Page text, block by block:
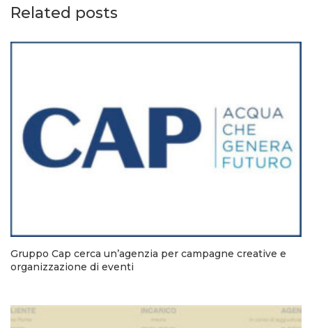
Related posts
Gruppo Cap cerca un’agenzia per campagne creative e
organizzazione di eventi